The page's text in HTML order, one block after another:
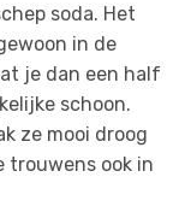
soda. Het
in de
je dan een half
schoon.
ze mooi droog
trouwens ook in